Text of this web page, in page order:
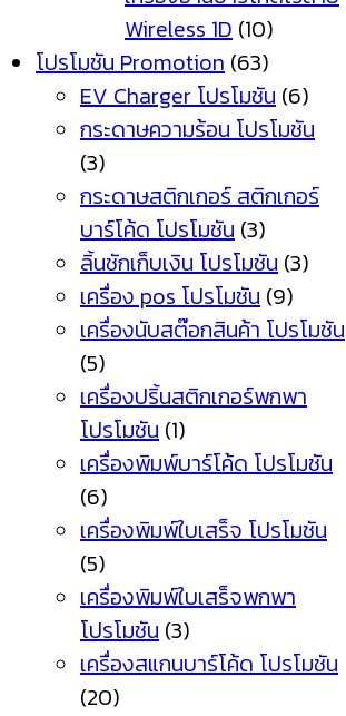
Wireless 1D (10)
โปรโมชัน Promotion (63)
EV Charger โปรโมชัน (6)
กระดาษความร้อน โปรโมชัน
(3)
กระดาษสติกเกอร์ สติกเกอร์
บาร์โค้ด โปรโมชัน (3)
ลิ้นชักเก็บเงิน โปรโมชัน (3)
เครื่อง pos โปรโมชัน (9)
เครื่องนับสต๊อกสินค้า โปรโมชัน
(5)
เครื่องปริ้นสติกเกอร์พกพา
โปรโมชัน (1)
เครื่องพิมพ์บาร์โค้ด โปรโมชัน
(6)
เครื่องพิมพ์ใบเสร็จ โปรโมชัน
(5)
เครื่องพิมพ์ใบเสร็จพกพา
โปรโมชัน (3)
เครื่องสแกนบาร์โค้ด โปรโมชัน
(20)